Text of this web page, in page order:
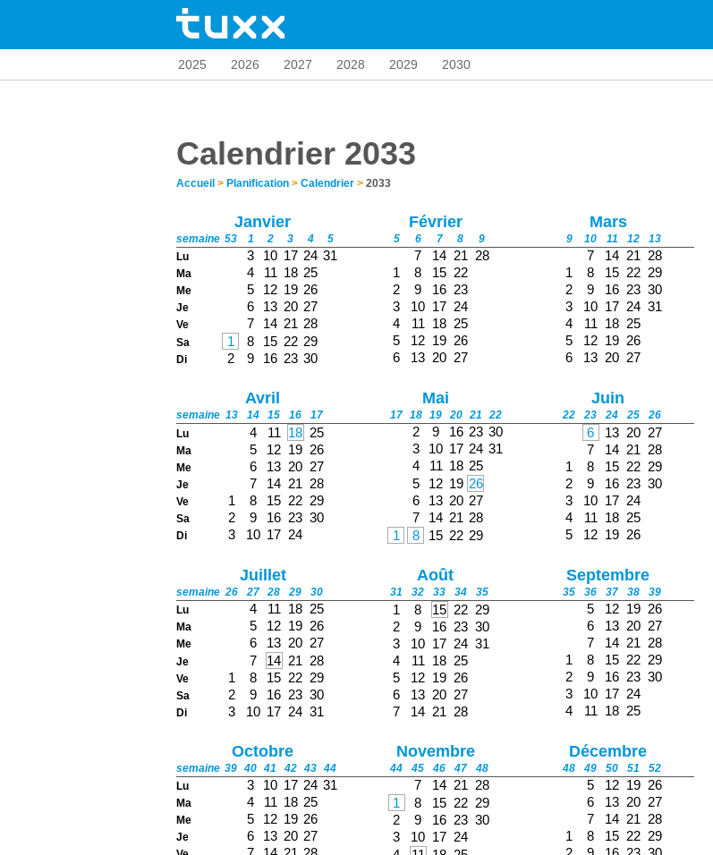
2025 2026 2027 2028 2029 2030
Calendrier 2033
Accueil > Planification > Calendrier > 2033
Janvier
semaine 53 1 2 3 4
5
Lu
3 10 17 24 31
Ma 4 11 18 25
Me 5 12 19 26
Je 6 13 20 27
Ve 7 14 21 28
Sa 1 8 15 22 29
Di 2 9 16 23 30
Février
5 6 7 8 9
7 14 21 28
1
8 15 22
2
9 16 23
3
10 17 24
4
11 18 25
5
12 19 26
6
13 20 27
Mars
9 10 11 12 13
7 14 21 28
1
8 15 22 29
2
9 16 23 30
3
10 17 24 31
4
11 18 25
5
12 19 26
6
13 20 27
Avril
semaine 13 14 15 16
17
Lu
4 11 18 25
Ma 5 12 19 26
Me 6 13 20 27
Je 7 14 21 28
Ve 1 8 15 22 29
Sa 2 9 16 23 30
Di 3 10 17 24
Mai
17 18 19 20 21 22
2 9 16 23 30
3
10 17 24 31
4
11 18 25
5
12 19 26
6
13 20 27
7
14 21 28
1
8 15 22 29
Juin
22 23 24 25 26
6 13 20 27
7
14 21 28
1
8 15 22 29
2
9 16 23 30
3
10 17 24
4
11 18 25
5
12 19 26
Juillet
semaine 26 27 28 29
30
Lu
4 11 18 25
Ma 5 12 19 26
Me 6 13 20 27
Je 7 14 21 28
Ve 1 8 15 22 29
Sa 2 9 16 23 30
Di 3 10 17 24 31
Août
31 32 33 34 35
1 8 15 22 29
2
9 16 23 30
3
10 17 24 31
4
11 18 25
5
12 19 26
6
13 20 27
7
14 21 28
Septembre
35 36 37 38 39
5 12 19 26
6
13 20 27
7
14 21 28
1
8 15 22 29
2
9 16 23 30
3
10 17 24
4
11 18 25
Octobre
semaine 39 40 41 42 43 44
Lu
3 10 17 24 31
Ma 4 11 18 25
Me 5 12 19 26
Je 6 13 20 27
Novembre
44 45 46 47 48
7 14 21 28
1
8 15 22 29
2
9 16 23 30
3
10 17 24
Décembre
48 49 50 51 52
5 12 19 26
6
13 20 27
7
14 21 28
1
8 15 22 29